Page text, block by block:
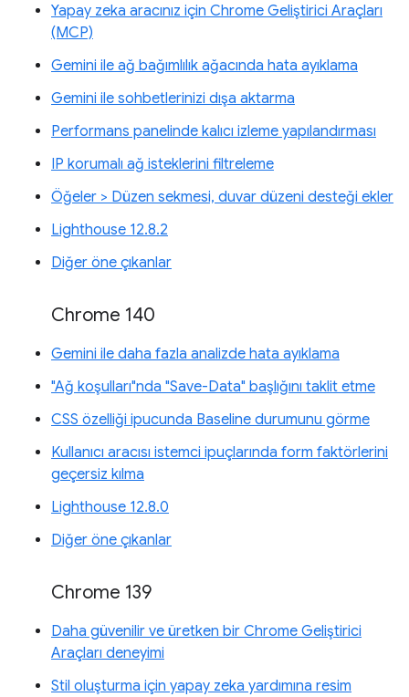
Yapay zeka aracınız için Chrome Geliştirici Araçları
(MCP)
Gemini ile ağ bağımlılık ağacında hata ayıklama
Gemini ile sohbetlerinizi dışa aktarma
Performans panelinde kalıcı izleme yapılandırması
IP korumalı ağ isteklerini filtreleme
Öğeler > Düzen sekmesi, duvar düzeni desteği ekler
Lighthouse 12.8.2
Diğer öne çıkanlar
Chrome 140
Gemini ile daha fazla analizde hata ayıklama
"Ağ koşulları"nda "Save-Data" başlığını taklit etme
CSS özelliği ipucunda Baseline durumunu görme
Kullanıcı aracısı istemci ipuçlarında form faktörlerini
geçersiz kılma
Lighthouse 12.8.0
Diğer öne çıkanlar
Chrome 139
Daha güvenilir ve üretken bir Chrome Geliştirici
Araçları deneyimi
Stil oluşturma için yapay zeka yardımına resim